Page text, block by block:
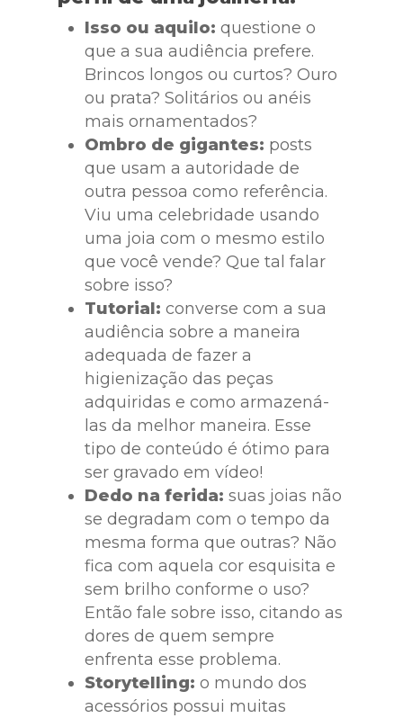
Isso ou aquilo:questione o
que a sua audiência prefere.
Brincos longos ou curtos? Ouro
ou prata? Solitários ou anéis
mais ornamentados?
Ombro de gigantes: posts
que usam a autoridade de
outra pessoa como referência.
Viu uma celebridade usando
uma joia com o mesmo estilo
que você vende? Que tal falar
sobre isso?
Tutorial:converse com a sua
audiência sobre a maneira
adequada de fazer a
higienização das peças
adquiridas e como armazená-
las da melhor maneira. Esse
tipo de conteúdo é ótimo para
ser gravado em vídeo!
Dedo na ferida:suas joias não
se degradam com o tempo da
mesma forma que outras? Não
fica com aquela cor esquisita e
sem brilho conforme o uso?
Então fale sobre isso, citando as
dores de quem sempre
enfrenta esse problema.
Storytelling:o mundo dos
acessórios possui muitas